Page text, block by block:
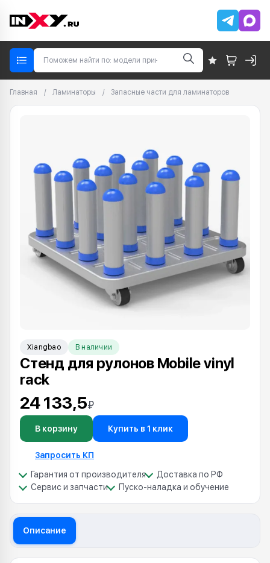
Главная / Ламинаторы / Запасные части для ламинаторов
Xiangbao В наличии
Стенд для рулонов Mobile vinyl
rack
24 133,5₽
В корзину Купить в 1 клик
Запросить КП
Гарантия от производителя
Доставка по РФ
Сервис и запчасти
Пуско-наладка и обучение
Описание